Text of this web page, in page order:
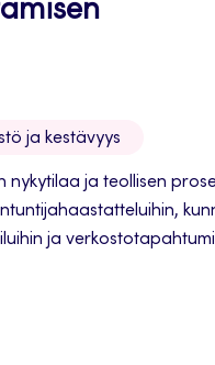
ja kestävyys
nykytilaa ja teollisen
ja